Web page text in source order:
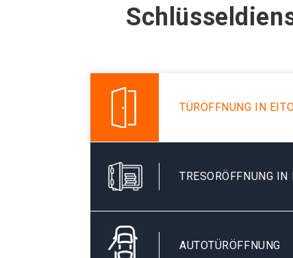
TÜRÖFFNUNG IN
TRESORÖFFNUNG
AUTOTÜRÖFFNUNG